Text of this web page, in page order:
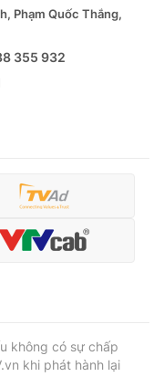
Phạm Quốc Thắng,
355 932
không có sự chấp
khi phát hành lại